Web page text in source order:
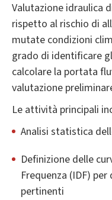
Valutazione idraulica
rispetto al rischio di
mutate condizioni
grado di identificare
calcolare la portata
valutazione
Le attività principali
Analisi statistica
Definizione delle
Frequenza (IDF)
pertinenti